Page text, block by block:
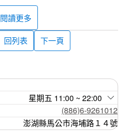
閱讀更多
回列表 下一頁
星期五 11:00 ~ 22:00
(886)6-9261012
澎湖縣馬公市海埔路１４號